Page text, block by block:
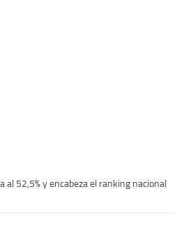
al 52,5% y encabeza el ranking nacional